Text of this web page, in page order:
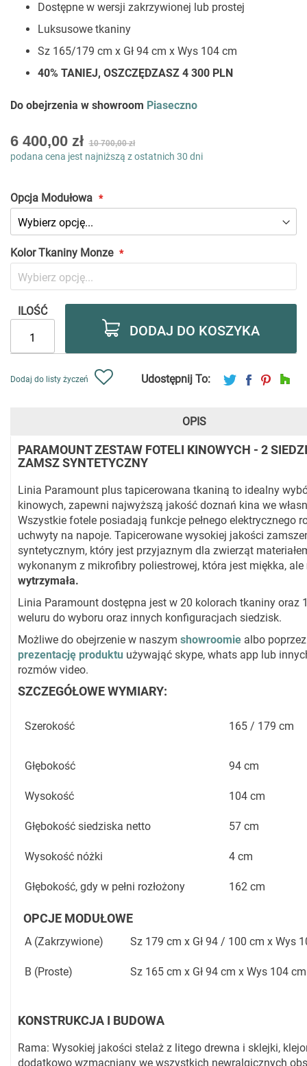
Dostępne w wersji zakrzywionej lub prostej
Luksusowe tkaniny
Sz 165/179 cm x Gł 94 cm x Wys 104 cm
40% TANIEJ, OSZCZĘDZASZ 4 300 PLN
Do obejrzenia w showroom Piaseczno
As
low
6 400,00 zł 10 700,00 zł
podana cena jest najniższą z ostatnich 30 dni
Opcja Modułowa
Kolor Tkaniny Monze
ILOŚĆ
DODAJ DO KOSZYKA
Dodaj do listy życzeń Udostępnij To:
OPIS
PARAMOUNT ZESTAW FOTELI KINOWYCH - 2
ZAMSZ SYNTETYCZNY
Linia Paramount plus tapicerowana tkaniną to idealny
kinowych, zapewni najwyższą jakość doznań kina we
Wszystkie fotele posiadają funkcje pełnego elektrycznego
uchwyty na napoje. Tapicerowane wysokiej jakości
syntetycznym, który jest przyjaznym dla zwierząt
wykonanym z mikrofibry poliestrowej, która jest miękka, ale
wytrzymała.
Linia Paramount dostępna jest w 20 kolorach tkaniny oraz
weluru do wyboru oraz innych konfiguracjach siedzisk.
Możliwe do obejrzenie w naszym showroomie albo
prezentację produktu używająć skype, whats app lub
rozmów video.
SZCZEGÓŁOWE WYMIARY:
Szerokość 165 / 179 cm
Głębokość 94 cm
Wysokość 104 cm
Głębokość siedziska netto 57 cm
Wysokość nóżki 4 cm
Głębokość, gdy w pełni rozłożony 162 cm
OPCJE MODUŁOWE
A (Zakrzywione) Sz 179 cm x Gł 94 / 100 cm x Wys
B (Proste) Sz 165 cm x Gł 94 cm x Wys 104 cm
KONSTRUKCJA I BUDOWA
Rama: Wysokiej jakości stelaż z litego drewna i sklejki,
dodatkowo wzmacniany we wszystkich newralgicznych